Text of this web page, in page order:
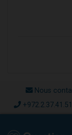
Nous